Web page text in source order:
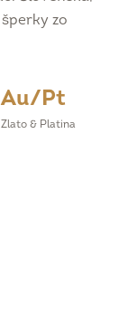
zo
Au/Pt
Zlato & Platina